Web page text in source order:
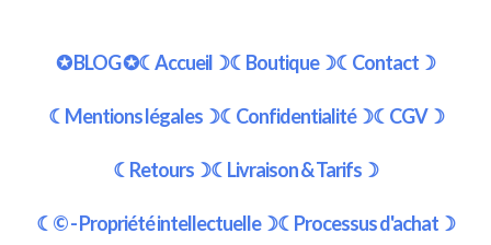
✪ BLOG ✪☾Accueil☽☾Boutique☽☾Contact☽
☾Mentions légales☽☾Confidentialité☽☾CGV☽
☾Retours☽☾Livraison & Tarifs☽
☾© - Propriété intellectuelle☽☾Processus d'achat☽